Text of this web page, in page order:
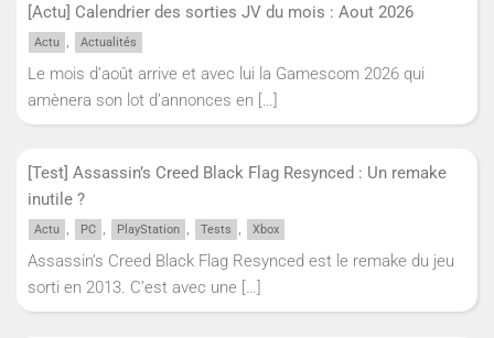
[Actu] Calendrier des sorties JV du mois : Aout 2026
Actu , Actualités
Le mois d’août arrive et avec lui la Gamescom 2026 qui
amènera son lot d’annonces en […]
[Test] Assassin’s Creed Black Flag Resynced : Un remake
inutile ?
Actu , PC , PlayStation , Tests , Xbox
Assassin’s Creed Black Flag Resynced est le remake du jeu
sorti en 2013. C’est avec une […]